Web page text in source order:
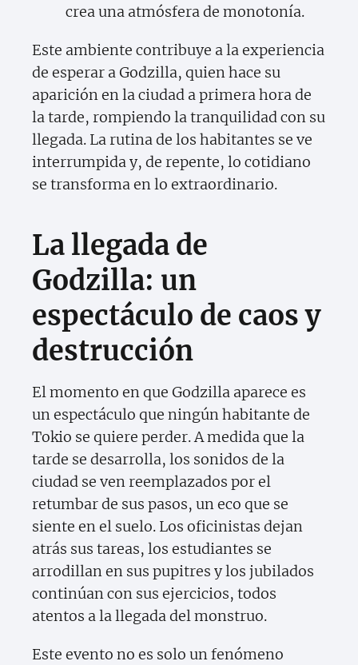
crea una atmósfera de monotonía.
Este ambiente contribuye a la experiencia
de esperar a Godzilla, quien hace su
aparición en la ciudad a primera hora de
la tarde, rompiendo la tranquilidad con su
llegada. La rutina de los habitantes se ve
interrumpida y, de repente, lo cotidiano
se transforma en lo extraordinario.
La llegada de
Godzilla: un
espectáculo de caos y
destrucción
El momento en que Godzilla aparece es
un espectáculo que ningún habitante de
Tokio se quiere perder. A medida que la
tarde se desarrolla, los sonidos de la
ciudad se ven reemplazados por el
retumbar de sus pasos, un eco que se
siente en el suelo. Los oficinistas dejan
atrás sus tareas, los estudiantes se
arrodillan en sus pupitres y los jubilados
continúan con sus ejercicios, todos
atentos a la llegada del monstruo.
Este evento no es solo un fenómeno